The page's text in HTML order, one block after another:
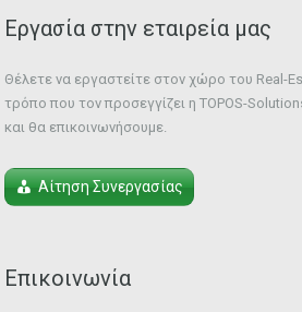
Εργασία στην εταιρεία μας
Θέλετε να εργαστείτε στον χώρο του Real-
τρόπο που τον προσεγγίζει η TOPOS-
και θα επικοινωνήσουμε.
Αίτηση Συνεργασίας
Επικοινωνία